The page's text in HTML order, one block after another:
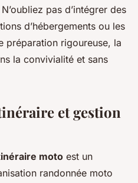
pas d’intégrer des
d’hébergements ou les
préparation rigoureuse, la
la convivialité et sans
et gestion
moto est un
randonnée moto